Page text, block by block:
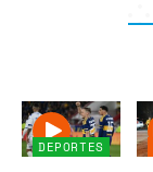
DEPORTES